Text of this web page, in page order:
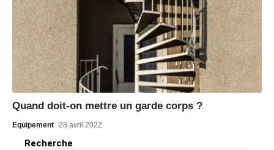
Quand doit-on mettre un garde corps ?
Equipement 28 avril 2022
Recherche